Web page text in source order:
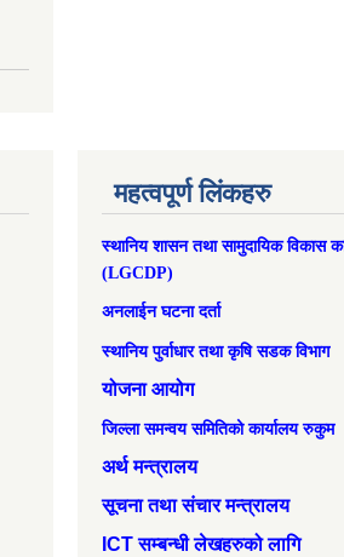
महत्वपूर्ण लिंकहरु
स्थानिय शासन तथा सामुदायिक विकास
(LGCDP)
अनलाईन घटना दर्ता
स्थानिय पुर्वाधार तथा कृषि सडक विभाग
योजना आयोग
जिल्ला समन्वय समितिको कार्यालय रुकुम
अर्थ मन्त्रालय
सूचना तथा संचार मन्त्रालय
ICT सम्बन्धी लेखहरुको लागि